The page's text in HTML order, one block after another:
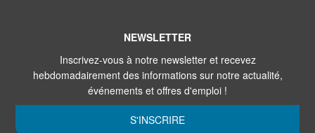
NEWSLETTER
Inscrivez-vous à notre newsletter et recevez
hebdomadairement des informations sur notre actualité,
événements et offres d'emploi !
S'INSCRIRE